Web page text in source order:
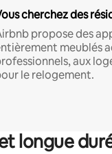
cherchez des
propose des
meublés
aux
le relogement.
longue